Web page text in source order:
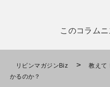
このコラム
リビンマガジンBiz >
教えて
かるのか？